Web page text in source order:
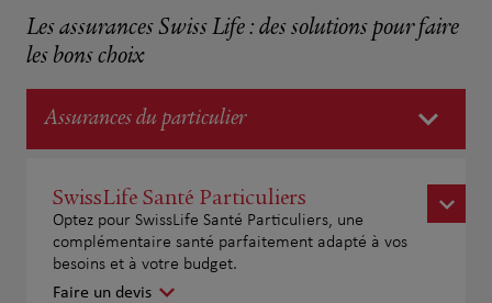
Les assurances Swiss Life : des solutions pour faire
les bons choix
Assurances du particulier
SwissLife Santé Particuliers
Optez pour SwissLife Santé Particuliers, une
complémentaire santé parfaitement adapté à vos
besoins et à votre budget.
Faire un devis